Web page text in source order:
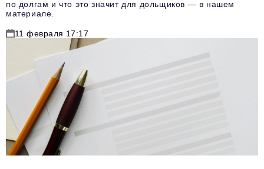
по долгам и что это значит для дольщиков — в нашем
материале.
11 февраля 17:17